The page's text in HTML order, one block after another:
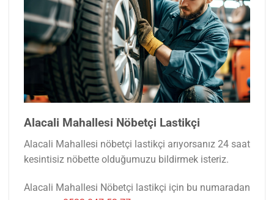
Alacali Mahallesi Nöbetçi Lastikçi
Alacali Mahallesi nöbetçi lastikçi arıyorsanız 24 saat
kesintisiz nöbette olduğumuzu bildirmek isteriz.
Alacali Mahallesi Nöbetçi lastikçi için bu numaradan